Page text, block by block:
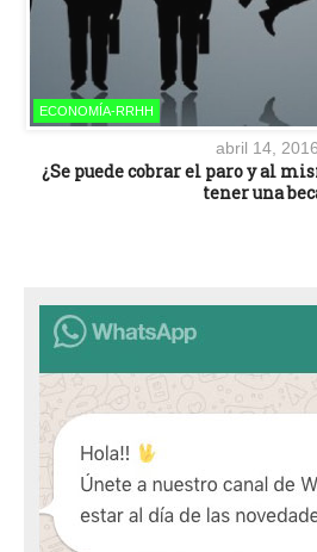
ECONOMÍA-RRHH
abril 14, 2016
¿Se puede cobrar el paro y al
tener una